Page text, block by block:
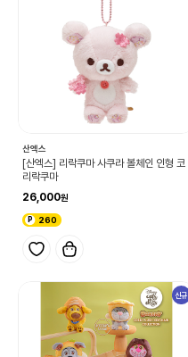
산엑스
[산엑스] 리락쿠마 사쿠라 볼체인 인형 코
리락쿠마
26,000
260
신규